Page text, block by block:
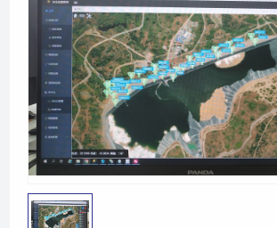
关于我们